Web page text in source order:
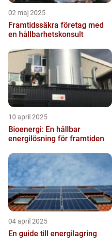
02 maj 2025
Framtidssäkra företag med
en hållbarhetskonsult
10 april 2025
Bioenergi: En hållbar
energilösning för framtiden
04 april 2025
En guide till energilagring